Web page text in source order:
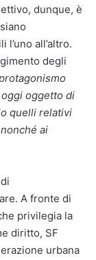
dunque, è
all’altro.
degli
oggetto di
quelli relativi
ai
A fronte di
privilegia la
diritto, SF
urbana